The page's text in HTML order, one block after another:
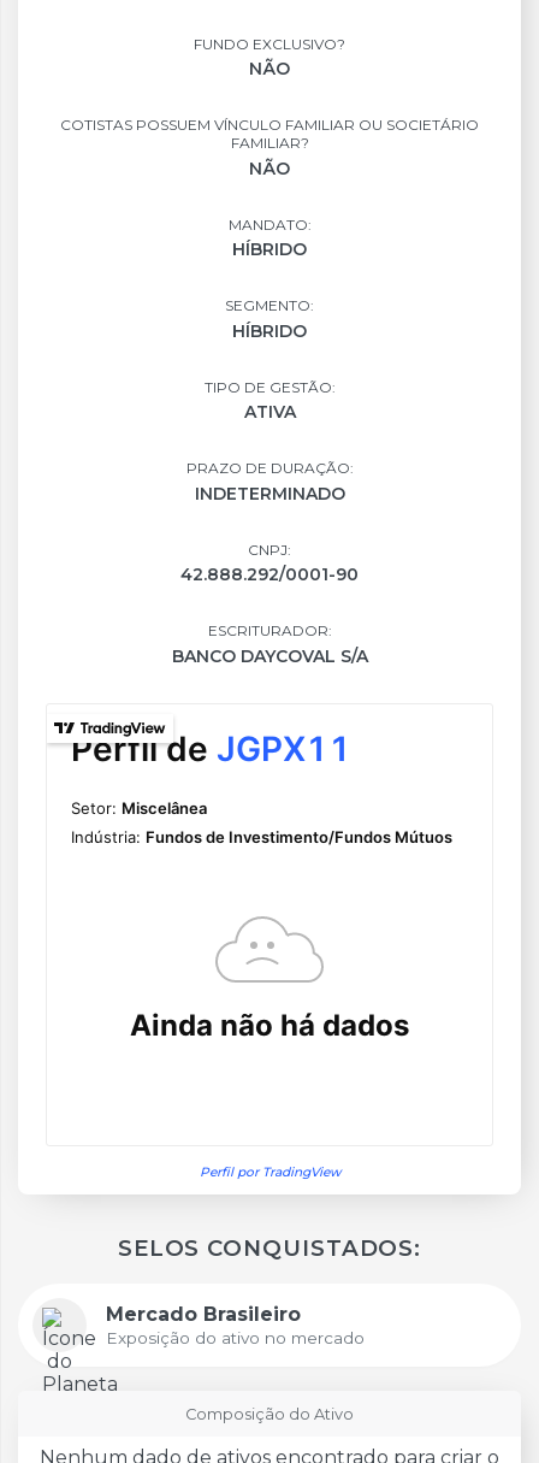
FUNDO EXCLUSIVO?
NÃO
COTISTAS POSSUEM VÍNCULO FAMILIAR OU SOCIETÁRIO
FAMILIAR?
NÃO
MANDATO:
HÍBRIDO
SEGMENTO:
HÍBRIDO
TIPO DE GESTÃO:
ATIVA
PRAZO DE DURAÇÃO:
INDETERMINADO
CNPJ:
42.888.292/0001-90
ESCRITURADOR:
BANCO DAYCOVAL S/A
Perfil por TradingView
SELOS CONQUISTADOS:
Mercado Brasileiro
Exposição do ativo no mercado
Composição do Ativo
Nenhum dado de ativos encontrado para criar o